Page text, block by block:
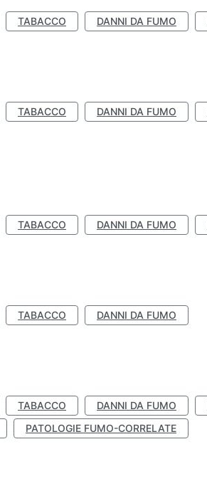
TABACCO DANNI DA FUMO
TABACCO DANNI DA FUMO
TABACCO DANNI DA FUMO
TABACCO DANNI DA FUMO
TABACCO DANNI DA FUMO
PATOLOGIE FUMO-CORRELATE